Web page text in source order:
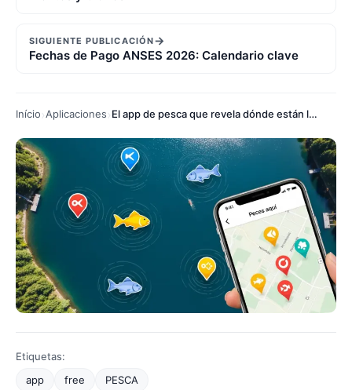
SIGUIENTE PUBLICACIÓN→
Fechas de Pago ANSES 2026: Calendario clave
Início Aplicaciones El app de pesca que revela dónde están los peces
Etiquetas:
app
free PESCA